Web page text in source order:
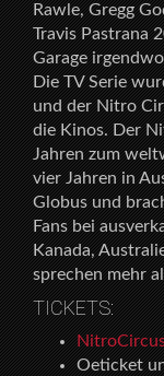
Rawle, Gregg
Travis Pastrana
Garage
Die TV Serie
und der Nitro
die Kinos. Der
Jahren zum
vier Jahren in
Globus und
Fans bei
Kanada,
sprechen mehr
TICKETS:
Oeticket